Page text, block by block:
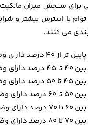
سنجش میزان مالکیت
توام با استرس بیشتر و
می کنند.
40 درصد دارای وضعیت بسیار نامناسب
وضعیت نامناسب
وضعیت نسبتا نامناسب
دارای وضعیت متوسط
وضعیت نسبتا مناسب
دارای وضعیت مناسب